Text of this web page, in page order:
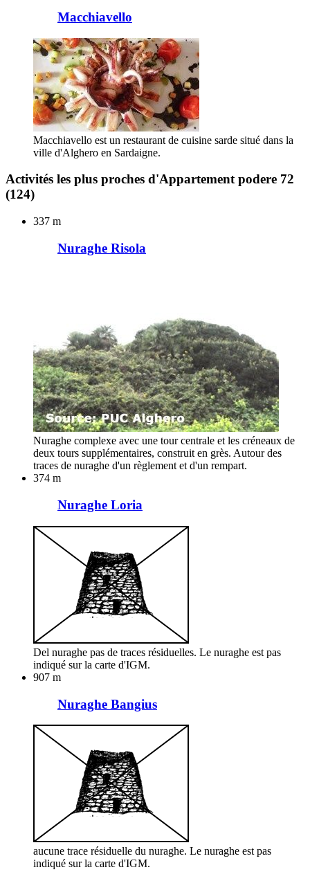
Macchiavello
Macchiavello est un restaurant de cuisine sarde situé dans la
ville d'Alghero en Sardaigne.
Activités les plus proches d'Appartement podere 72
(124)
337 m
Nuraghe Risola
Nuraghe complexe avec une tour centrale et les créneaux de
deux tours supplémentaires, construit en grès. Autour des
traces de nuraghe d'un règlement et d'un rempart.
374 m
Nuraghe Loria
Del nuraghe pas de traces résiduelles. Le nuraghe est pas
indiqué sur la carte d'IGM.
907 m
Nuraghe Bangius
aucune trace résiduelle du nuraghe. Le nuraghe est pas
indiqué sur la carte d'IGM.